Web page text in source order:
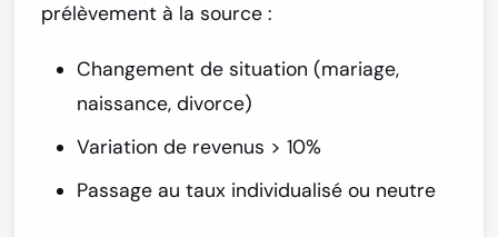
prélèvement à la source :
Changement de situation (mariage,
naissance, divorce)
Variation de revenus > 10%
Passage au taux individualisé ou neutre